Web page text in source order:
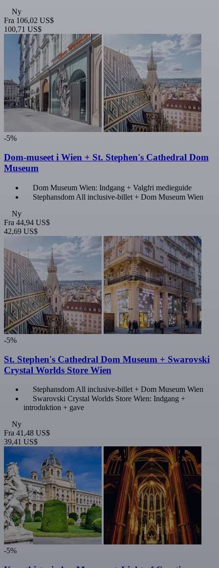
Ny
Fra 106,02 US$
100,71 US$
-5%
Dom-museet i Wien + St. Stephen's Cathedral Dom
Museum
Dom Museum Wien: Indgang + Valgfri medieguide
Stephansdom All inclusive-billet + Dom Museum Wien
Ny
Fra 44,94 US$
42,69 US$
-5%
St. Stephen's Cathedral Dom Museum + Swarovski
Crystal Worlds Store Wien
Stephansdom All inclusive-billet + Dom Museum Wien
Swarovski Crystal Worlds Store Wien: Indgang +
introduktion + gave
Ny
Fra 41,48 US$
39,41 US$
-5%